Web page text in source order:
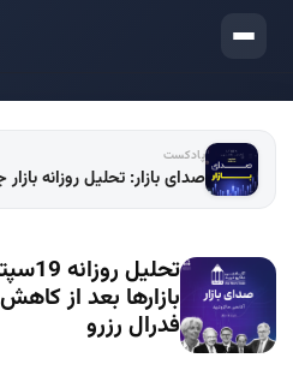
ورود
پادکست
صدای بازار: تحلیل روزانه
فدرال رزرو